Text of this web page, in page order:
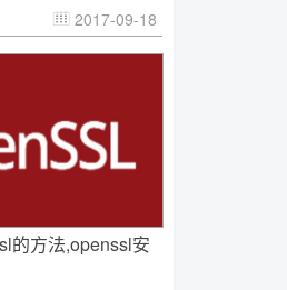
 2017-09-18
的方法,openssl安